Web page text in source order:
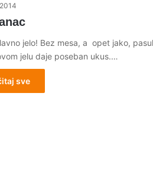
jelo! Bez mesa, a opet jako,
jelu daje poseban ukus.…
sve